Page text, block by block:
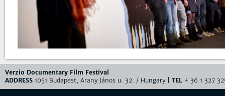
Verzio Documentary Film Festival
ADDRESS 1051 Budapest, Arany János u. 32. / Hungary | TEL + 36 1 327